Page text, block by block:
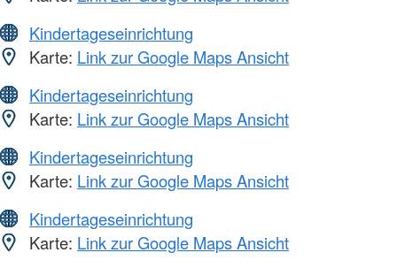
Kindertageseinrichtung
Karte: Link zur Google Maps Ansicht
Kindertageseinrichtung
Karte: Link zur Google Maps Ansicht
Kindertageseinrichtung
Karte: Link zur Google Maps Ansicht
Kindertageseinrichtung
Karte: Link zur Google Maps Ansicht